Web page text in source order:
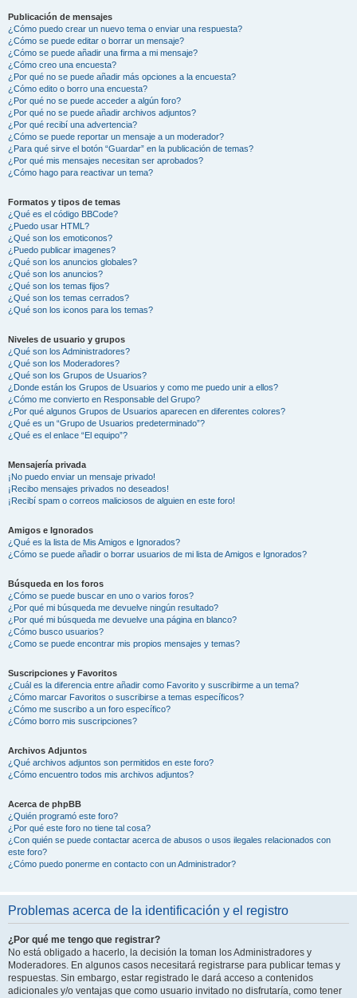
Publicación de mensajes
¿Cómo puedo crear un nuevo tema o enviar una respuesta?
¿Cómo se puede editar o borrar un mensaje?
¿Cómo se puede añadir una firma a mi mensaje?
¿Cómo creo una encuesta?
¿Por qué no se puede añadir más opciones a la encuesta?
¿Cómo edito o borro una encuesta?
¿Por qué no se puede acceder a algún foro?
¿Por qué no se puede añadir archivos adjuntos?
¿Por qué recibí una advertencia?
¿Cómo se puede reportar un mensaje a un moderador?
¿Para qué sirve el botón “Guardar” en la publicación de temas?
¿Por qué mis mensajes necesitan ser aprobados?
¿Cómo hago para reactivar un tema?
Formatos y tipos de temas
¿Qué es el código BBCode?
¿Puedo usar HTML?
¿Qué son los emoticonos?
¿Puedo publicar imagenes?
¿Qué son los anuncios globales?
¿Qué son los anuncios?
¿Qué son los temas fijos?
¿Qué son los temas cerrados?
¿Qué son los iconos para los temas?
Niveles de usuario y grupos
¿Qué son los Administradores?
¿Qué son los Moderadores?
¿Qué son los Grupos de Usuarios?
¿Donde están los Grupos de Usuarios y como me puedo unir a ellos?
¿Cómo me convierto en Responsable del Grupo?
¿Por qué algunos Grupos de Usuarios aparecen en diferentes colores?
¿Qué es un “Grupo de Usuarios predeterminado”?
¿Qué es el enlace “El equipo”?
Mensajería privada
¡No puedo enviar un mensaje privado!
¡Recibo mensajes privados no deseados!
¡Recibí spam o correos maliciosos de alguien en este foro!
Amigos e Ignorados
¿Qué es la lista de Mis Amigos e Ignorados?
¿Cómo se puede añadir o borrar usuarios de mi lista de Amigos e Ignorados?
Búsqueda en los foros
¿Cómo se puede buscar en uno o varios foros?
¿Por qué mi búsqueda me devuelve ningún resultado?
¿Por qué mi búsqueda me devuelve una página en blanco?
¿Cómo busco usuarios?
¿Como se puede encontrar mis propios mensajes y temas?
Suscripciones y Favoritos
¿Cuál es la diferencia entre añadir como Favorito y suscribirme a un tema?
¿Cómo marcar Favoritos o suscribirse a temas específicos?
¿Cómo me suscribo a un foro específico?
¿Cómo borro mis suscripciones?
Archivos Adjuntos
¿Qué archivos adjuntos son permitidos en este foro?
¿Cómo encuentro todos mis archivos adjuntos?
Acerca de phpBB
¿Quién programó este foro?
¿Por qué este foro no tiene tal cosa?
¿Con quién se puede contactar acerca de abusos o usos ilegales relacionados con
este foro?
¿Cómo puedo ponerme en contacto con un Administrador?
Problemas acerca de la identificación y el registro
¿Por qué me tengo que registrar?
No está obligado a hacerlo, la decisión la toman los Administradores y
Moderadores. En algunos casos necesitará registrarse para publicar temas y
respuestas. Sin embargo, estar registrado le dará acceso a contenidos
adicionales y/o ventajas que como usuario invitado no disfrutaría, como tener